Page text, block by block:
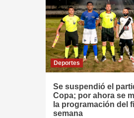
Deportes
Se suspendió el
Copa; por ahora se
la programación del
semana